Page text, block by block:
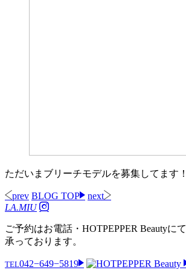
ただいまブリーチモデルを募集してます！
prev BLOG TOP
next
LA.MIU
ご予約はお電話・HOTPEPPER Beautyにて
承っております。
TEL042−649−5819